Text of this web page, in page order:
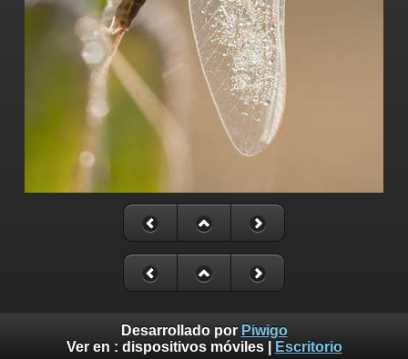
Desarrollado por Piwigo
Ver en : dispositivos móviles| Escritorio